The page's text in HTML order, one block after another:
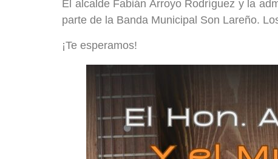
El alcalde Fabián Arroyo Rodríguez y la
parte de la Banda Municipal Son Lareño.
¡Te esperamos!